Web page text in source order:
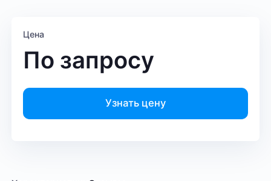
Цена
По запросу
Узнать цену